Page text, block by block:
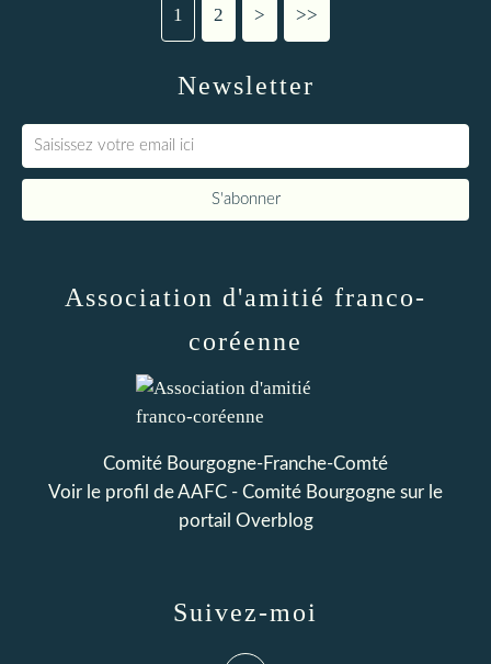
1 2 > >>
Newsletter
Association d'amitié franco-
coréenne
Comité Bourgogne-Franche-Comté
Voir le profil deAAFC - Comité Bourgogne sur le
portail Overblog
Suivez-moi